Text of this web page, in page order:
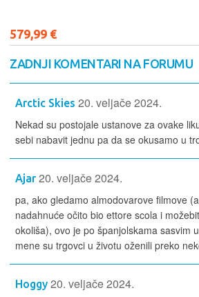
579,99 €
ZADNJI KOMENTARI NA FORUMU
Arctic Skies 20. veljače 2024.
Nekad su postojale ustanove za ovake
sebi nabavit jednu pa da se okusamo u
Ajar 20. veljače 2024.
pa, ako gledamo almodovarove filmove
nadahnuće očito bio ettore scola i
okoliša), ovo je po španjolskama sasvim
mene su trgovci u životu oženili preko
Hoggy 20. veljače 2024.